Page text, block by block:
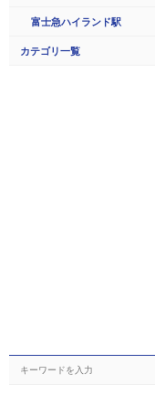
富士急ハイランド駅
カテゴリ一覧